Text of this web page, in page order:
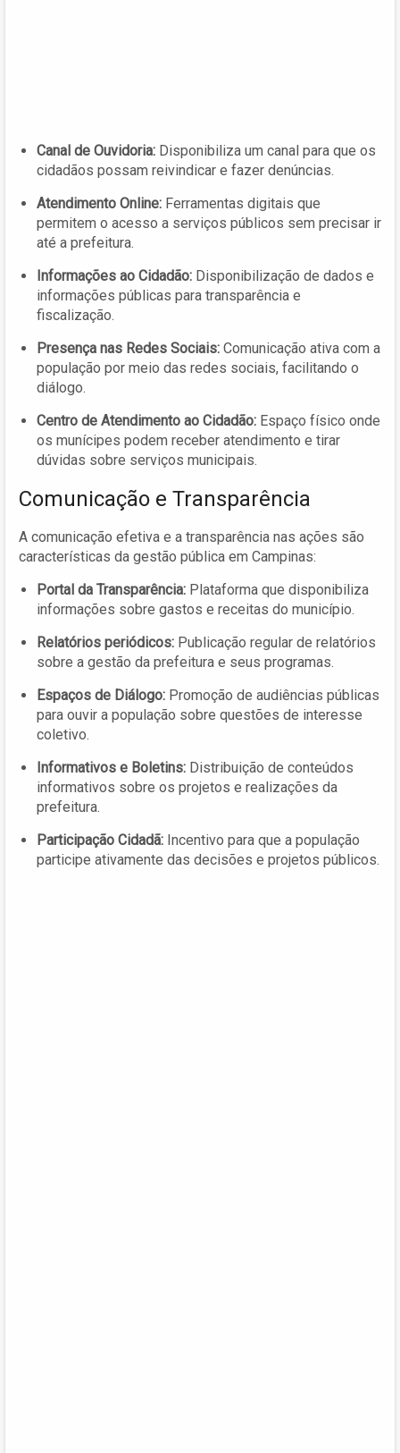
Canal de Ouvidoria: Disponibiliza um canal para que os
cidadãos possam reivindicar e fazer denúncias.
Atendimento Online: Ferramentas digitais que
permitem o acesso a serviços públicos sem precisar ir
até a prefeitura.
Informações ao Cidadão: Disponibilização de dados e
informações públicas para transparência e
fiscalização.
Presença nas Redes Sociais: Comunicação ativa com a
população por meio das redes sociais, facilitando o
diálogo.
Centro de Atendimento ao Cidadão: Espaço físico onde
os munícipes podem receber atendimento e tirar
dúvidas sobre serviços municipais.
Comunicação e Transparência
A comunicação efetiva e a transparência nas ações são
características da gestão pública em Campinas:
Portal da Transparência: Plataforma que disponibiliza
informações sobre gastos e receitas do município.
Relatórios periódicos: Publicação regular de relatórios
sobre a gestão da prefeitura e seus programas.
Espaços de Diálogo: Promoção de audiências públicas
para ouvir a população sobre questões de interesse
coletivo.
Informativos e Boletins: Distribuição de conteúdos
informativos sobre os projetos e realizações da
prefeitura.
Participação Cidadã: Incentivo para que a população
participe ativamente das decisões e projetos públicos.